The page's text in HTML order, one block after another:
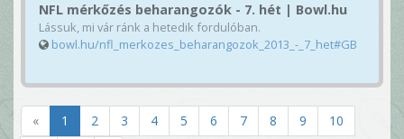
NFL mérkőzés beharangozók - 7. hét | Bowl.hu
Lássuk, mi vár ránk a hetedik fordulóban.
bowl.hu/nfl_merkozes_beharangozok_2013_-_7_het#GB
« 1 2 3 4 5 6 7 8 9
10